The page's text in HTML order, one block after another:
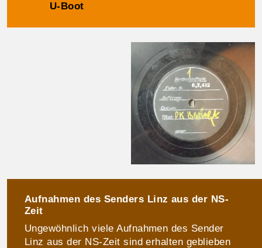
U-Boot
Aufnahmen des Senders Linz aus der NS-
Zeit
Ungewöhnlich viele Aufnahmen des Sender
Linz aus der NS-Zeit sind erhalten geblieben